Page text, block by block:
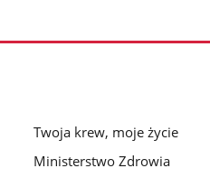
Twoja krew, moje życie
Ministerstwo Zdrowia